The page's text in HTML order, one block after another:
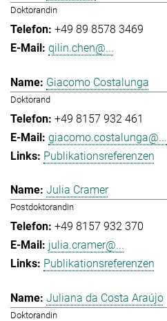
Doktorandin
+49 89 8578 3469
qilin.chen@...
Giacomo Costalunga
Doktorand
+49 8157 932 461
giacomo.costalunga@...
Publikationsreferenzen
Julia Cramer
Postdoktorandin
+49 8157 932 370
julia.cramer@...
Publikationsreferenzen
Juliana da Costa Araújo
Doktorandin